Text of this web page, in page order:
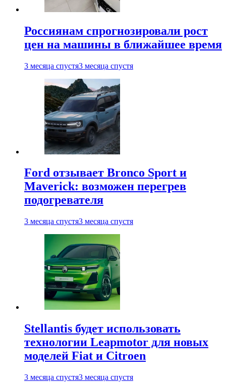
Россиянам спрогнозировали рост
цен на машины в ближайшее время
3 месяца спустя3 месяца спустя
Ford отзывает Bronco Sport и
Maverick: возможен перегрев
подогревателя
3 месяца спустя3 месяца спустя
Stellantis будет использовать
технологии Leapmotor для новых
моделей Fiat и Citroen
3 месяца спустя3 месяца спустя